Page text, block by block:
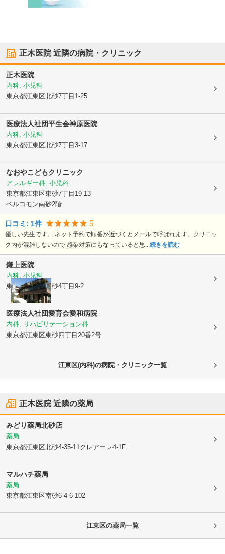
正木医院近隣の病院・クリニック
正木医院
内科, 小児科
東京都江東区北砂7丁目1-25
医療法人社団平生会神原医院
内科, 小児科
東京都江東区北砂7丁目3-17
なおやこどもクリニック
アレルギー科, 小児科
東京都江東区東砂7丁目19-13
ベルコモン南砂2階
口コミ: 1件 5
優しい先生です。 ネット予約で順番が近づくとメールで呼ばれます。クリニッ
ク内が混雑しないので 感染対策にもなっていると思... 続きを読む
鎌上医院
内科, 小児科
東京都江東区東砂4丁目9-2
医療法人社団愛育会愛和病院
内科, リハビリテーション科
東京都江東区東砂四丁目20番2号
江東区(内科)の病院・クリニック一覧
正木医院近隣の薬局
みどり薬局北砂店
薬局
東京都江東区北砂4-35-11クレアーレ4-1F
マルハチ薬局
薬局
東京都江東区南砂6-4-6-102
江東区の薬局一覧